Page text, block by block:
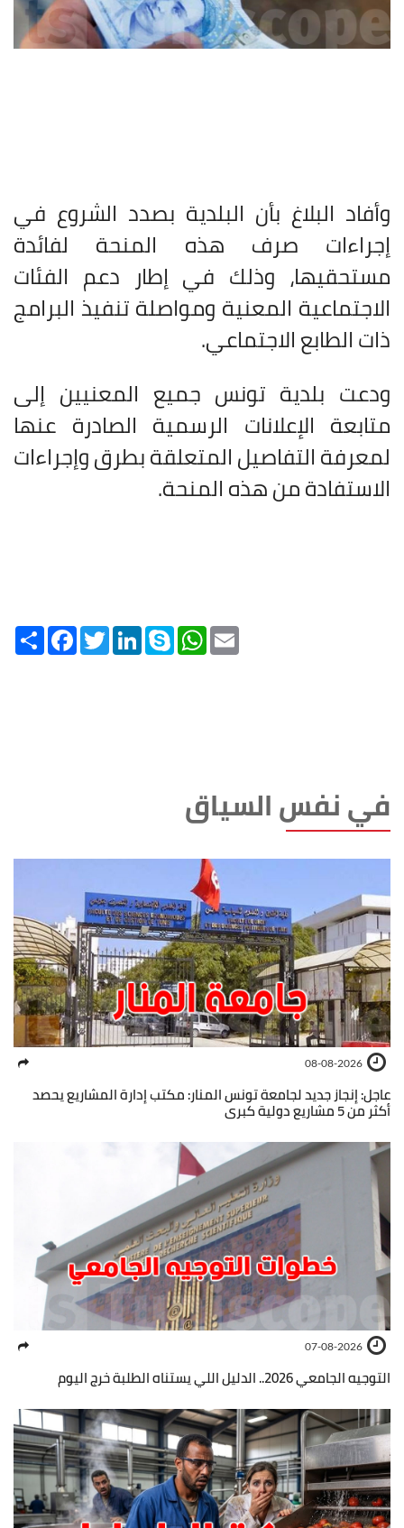
وأفاد البلاغ بأن البلدية بصدد الشروع في
إجراءات صرف هذه المنحة لفائدة
مستحقيها، وذلك في إطار دعم الفئات
الاجتماعية المعنية ومواصلة تنفيذ البرامج
ذات الطابع الاجتماعي.
ودعت بلدية تونس جميع المعنيين إلى
متابعة الإعلانات الرسمية الصادرة عنها
لمعرفة التفاصيل المتعلقة بطرق وإجراءات
الاستفادة من هذه المنحة.
Share FacebookTwitterLinkedInSkype WhatsApp
في نفس السياق
08-08-2026
عاجل: إنجاز جديد لجامعة تونس المنار: مكتب إدارة المشاريع يحصد
أكثر من 5 مشاريع دولية كبرى
07-08-2026
التوجيه الجامعي 2026.. الدليل اللي يستناه الطلبة خرج اليوم